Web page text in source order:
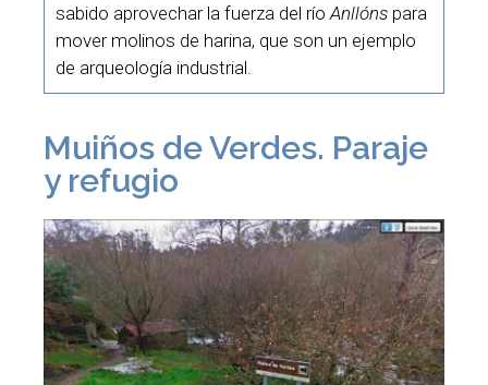
sabido aprovechar la fuerza del río Anllóns para
mover molinos de harina, que son un ejemplo
de arqueología industrial.
Muiños de Verdes. Paraje
y refugio